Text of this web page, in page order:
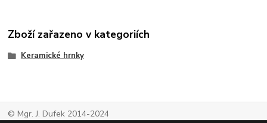
Zboží zařazeno v kategoriích
Keramické hrnky
© Mgr. J. Dufek 2014-2024